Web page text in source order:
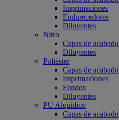
Imprimaciones
Endurecedores
Diluyentes
Nitro
Capas de acabado
Diluyentes
Poliéster
Capas de acabado
Imprimaciones
Fondos
Diluyentes
PU Alquídico
Capas de acabado